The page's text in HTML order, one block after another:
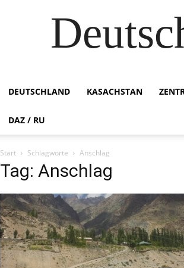
DEUTSCHLAND KASACHSTAN
DAZ / RU
Start Schlagworte Anschlag
Tag: Anschlag